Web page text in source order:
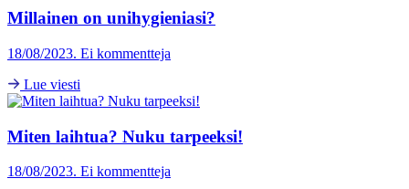
Millainen on unihygieniasi?
18/08/2023. Ei kommentteja
Lue viesti
Miten laihtua? Nuku tarpeeksi!
18/08/2023. Ei kommentteja